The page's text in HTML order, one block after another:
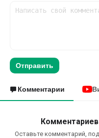
Отправить
Комментарии
Оставьте комментарий,